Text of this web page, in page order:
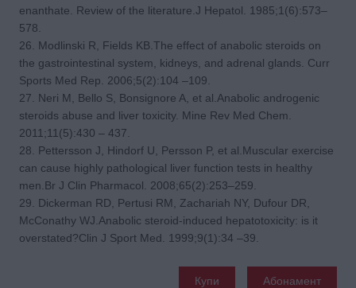
enanthate. Review of the literature.J Hepatol. 1985;1(6):573–
578.
26. Modlinski R, Fields KB.The effect of anabolic steroids on
the gastrointestinal system, kidneys, and adrenal glands. Curr
Sports Med Rep. 2006;5(2):104 –109.
27. Neri M, Bello S, Bonsignore A, et al.Anabolic androgenic
steroids abuse and liver toxicity. Mine Rev Med Chem.
2011;11(5):430 – 437.
28. Pettersson J, Hindorf U, Persson P, et al.Muscular exercise
can cause highly pathological liver function tests in healthy
men.Br J Clin Pharmacol. 2008;65(2):253–259.
29. Dickerman RD, Pertusi RM, Zachariah NY, Dufour DR,
McConathy WJ.Anabolic steroid-induced hepatotoxicity: is it
overstated?Clin J Sport Med. 1999;9(1):34 –39.
Купи Абонамент